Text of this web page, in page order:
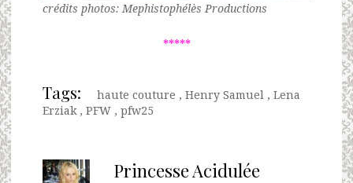
crédits photos: Mephistophélès Productions
*****
Tags: haute couture , Henry Samuel , Lena
Erziak, PFW , pfw25
Princesse Acidulée